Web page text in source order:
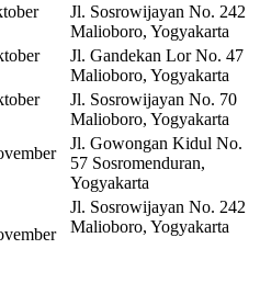
Jl. Sosrowijayan No. 242
Malioboro, Yogyakarta
Jl. Gandekan Lor No. 47
Malioboro, Yogyakarta
Jl. Sosrowijayan No. 70
Malioboro, Yogyakarta
Jl. Gowongan Kidul No.
57 Sosromenduran,
Yogyakarta
Jl. Sosrowijayan No. 242
Malioboro, Yogyakarta